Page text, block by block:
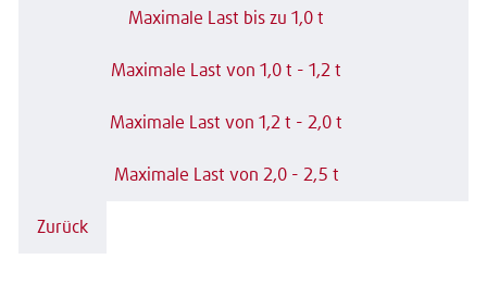
Maximale Last bis zu 1,0 t
Maximale Last von 1,0 t - 1,2 t
Maximale Last von 1,2 t - 2,0 t
Maximale Last von 2,0 - 2,5 t
Zurück